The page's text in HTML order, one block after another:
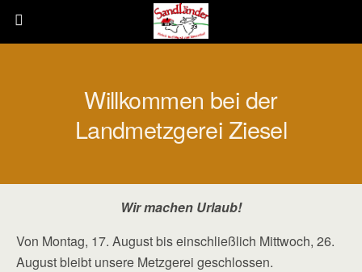
Willkommen bei der
Landmetzgerei Ziesel
Wir machen Urlaub!
Von Montag, 17. August bis einschließlich Mittwoch, 26.
August bleibt unsere Metzgerei geschlossen.